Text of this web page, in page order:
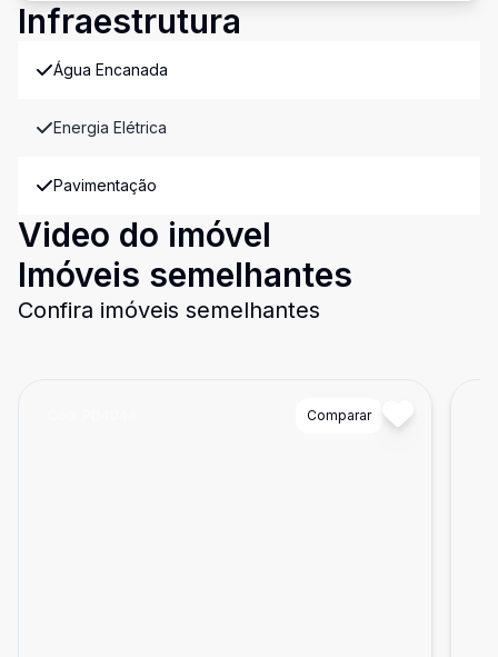
Infraestrutura
Água Encanada
Energia Elétrica
Pavimentação
Video do imóvel
Imóveis semelhantes
Confira imóveis semelhantes
Comparar